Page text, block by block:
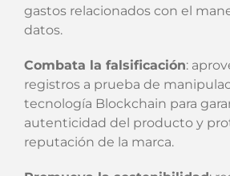
gastos relacionados con el
datos.
Combata la falsificación:
registros a prueba de
tecnología Blockchain para
autenticidad del producto y
reputación de la marca.